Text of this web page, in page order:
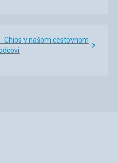
automaticky pomocou
Chios v našom cestovnom